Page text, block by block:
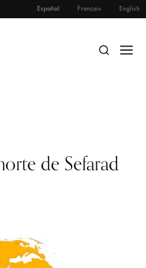
Español Français English
de Sefarad